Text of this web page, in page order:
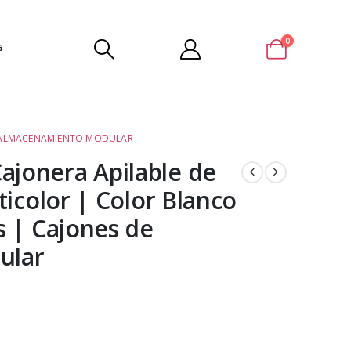
0
MODULAR
Apilable de
| Color Blanco
| Cajones de